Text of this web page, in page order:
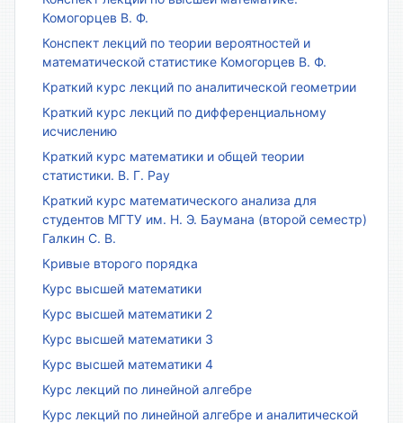
Комогорцев В. Ф.
Конспект лекций по теории вероятностей и
математической статистике Комогорцев В. Ф.
Краткий курс лекций по аналитической геометрии
Краткий курс лекций по дифференциальному
исчислению
Краткий курс математики и общей теории
статистики. В. Г. Рау
Краткий курс математического анализа для
студентов МГТУ им. Н. Э. Баумана (второй семестр)
Галкин С. В.
Кривые второго порядка
Курс высшей математики
Курс высшей математики 2
Курс высшей математики 3
Курс высшей математики 4
Курс лекций по линейной алгебре
Курс лекций по линейной алгебре и аналитической